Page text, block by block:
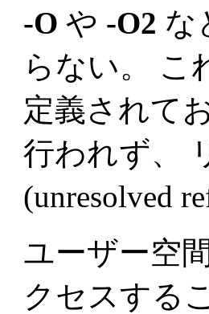
-O や -O2 な
らない。 こ
定義されて
行われず、
(unresolved
ユーザー空
クセスする